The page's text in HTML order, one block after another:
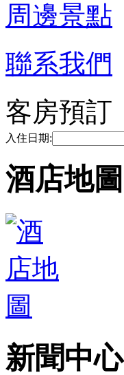
周邊景點
聯系我們
客房預訂
入住日期:
酒店地圖
新聞中心